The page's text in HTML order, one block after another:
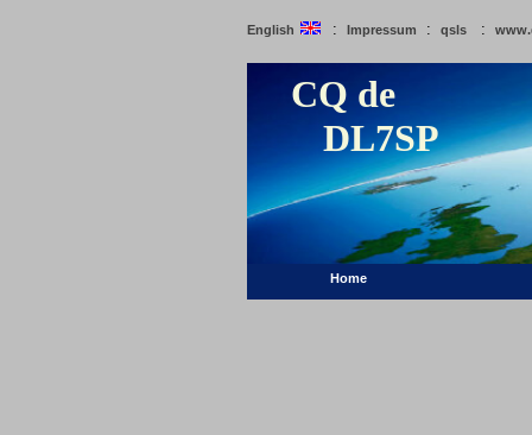
English : Impressum : qsls :
CQ de
DL7SP
Home